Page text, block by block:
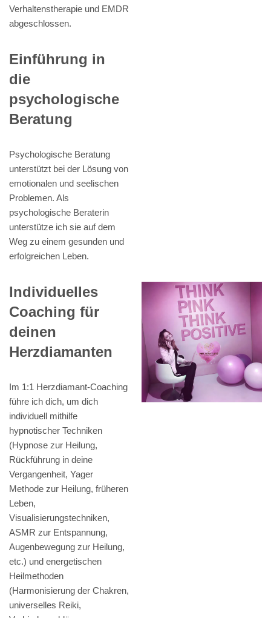
Verhaltenstherapie und EMDR
abgeschlossen.
Einführung in
die
psychologische
Beratung
Psychologische Beratung
unterstützt bei der Lösung von
emotionalen und seelischen
Problemen. Als
psychologische Beraterin
unterstütze ich sie auf dem
Weg zu einem gesunden und
erfolgreichen Leben.
Individuelles
Coaching für
deinen
Herzdiamanten
Im 1:1 Herzdiamant-Coaching
führe ich dich, um dich
individuell mithilfe
hypnotischer Techniken
(Hypnose zur Heilung,
Rückführung in deine
Vergangenheit, Yager
Methode zur Heilung, früheren
Leben,
Visualisierungstechniken,
ASMR zur Entspannung,
Augenbewegung zur Heilung,
etc.) und energetischen
Heilmethoden
(Harmonisierung der Chakren,
universelles Reiki,